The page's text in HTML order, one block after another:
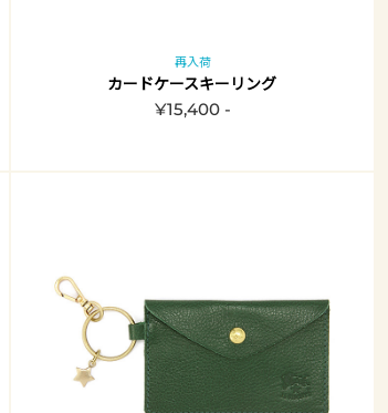
再入荷
カードケースキーリング
¥15,400 -